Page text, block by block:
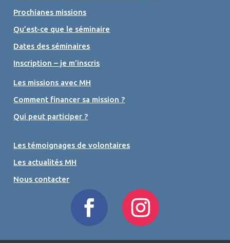
Prochianes missions
Qu’est-ce que le séminaire
Dates des séminaires
Inscription – je m’inscris
Les missions avec MH
Comment financer sa mission ?
Qui peut participer ?
Les témoignages de volontaires
Les actualités MH
Nous contacter